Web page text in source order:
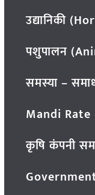
उद्यानिकी
पशुपालन
समस्या –
Mandi Rate
कृषि कंपनी